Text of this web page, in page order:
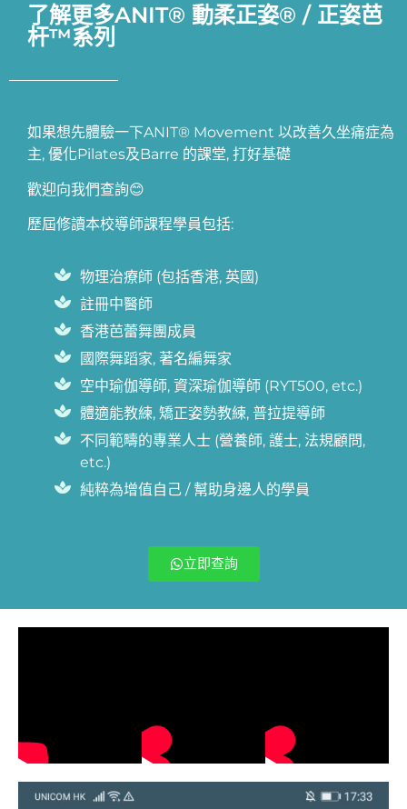
了解更多ANIT® 動柔正姿® / 正姿芭
杆™系列
如果想先體驗一下ANIT® Movement 以改善久坐痛症為
主, 優化Pilates及Barre 的課堂, 打好基礎
歡迎向我們查詢😊
歷屆修讀本校導師課程學員包括:
物理治療師 (包括香港, 英國)
註冊中醫師
香港芭蕾舞團成員
國際舞蹈家, 著名編舞家
空中瑜伽導師, 資深瑜伽導師 (RYT500, etc.)
體適能教練, 矯正姿勢教練, 普拉提導師
不同範疇的專業人士 (營養師, 護士, 法規顧問,
etc.)
純粹為增值自己 / 幫助身邊人的學員
立即查詢